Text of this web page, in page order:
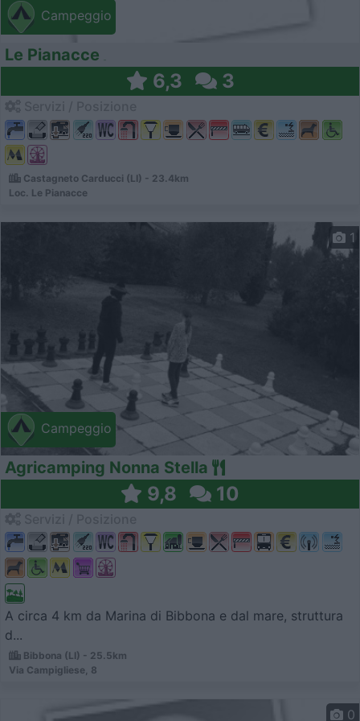
Campeggio
Le Pianacce
6,3 3
Castagneto Carducci (LI) - 23.4km
Loc. Le Pianacce
Campeggio
1
Agricamping Nonna Stella
9,8 10
A circa 4 km da Marina di Bibbona e dal mare, struttura
d...
Bibbona (LI) - 25.5km
Via Campigliese, 8
0